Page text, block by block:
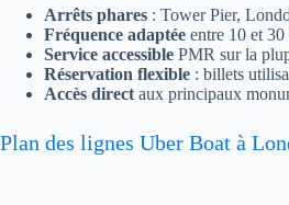
Arrêts phares : Tower Pier,
Fréquence adaptée entre 10 et 30
Service accessible PMR sur la
Réservation flexible : billets
Accès direct aux principaux
Plan des lignes Uber Boat à